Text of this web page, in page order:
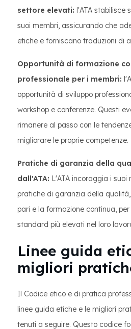
settore elevati: l'ATA stabilisce
suoi membri, assicurando che
etiche e forniscano traduzioni di
Opportunità di formazione
professionale per i membri:
opportunità di sviluppo
workshop e conferenze. Questi
rimanere al passo con le
migliorare le proprie competenze.
Pratiche di garanzia della
dall'ATA: L'ATA incoraggia i
pratiche di garanzia della
pari e la formazione continua,
standard più elevati nel loro
Linee guida
migliori
Il Codice etico e di pratica
linee guida etiche e le migliori
tenuti a seguire. Questo codice